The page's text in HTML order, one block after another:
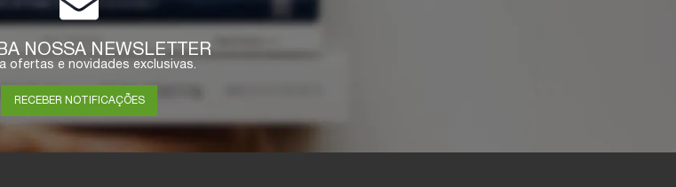
NOSSA NEWSLETTER
ofertas e novidades exclusivas.
RECEBER NOTIFICAÇÕES